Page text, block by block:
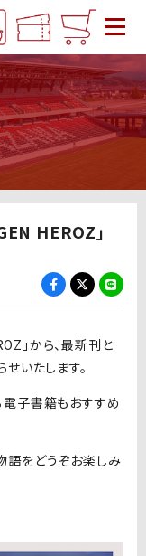
HEROZ」
」から、最新刊と
いたします。
子書籍もおすすめ
語をどうぞお楽しみ